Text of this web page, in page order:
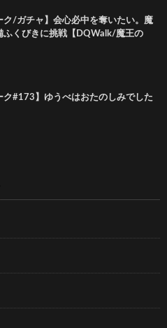
ク/ガチャ】会心必中を奪いたい。魔
ふくびきに挑戦【DQWalk/魔王の
ク#173】ゆうべはおたのしみでした